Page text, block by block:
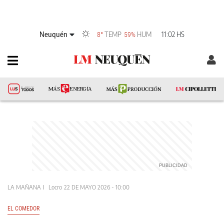
Neuquén 8°TEMP 59% HUM 11:02 HS
LA MAÑANA Locro 22 DE MAYO 2026 - 10:00
EL COMEDOR